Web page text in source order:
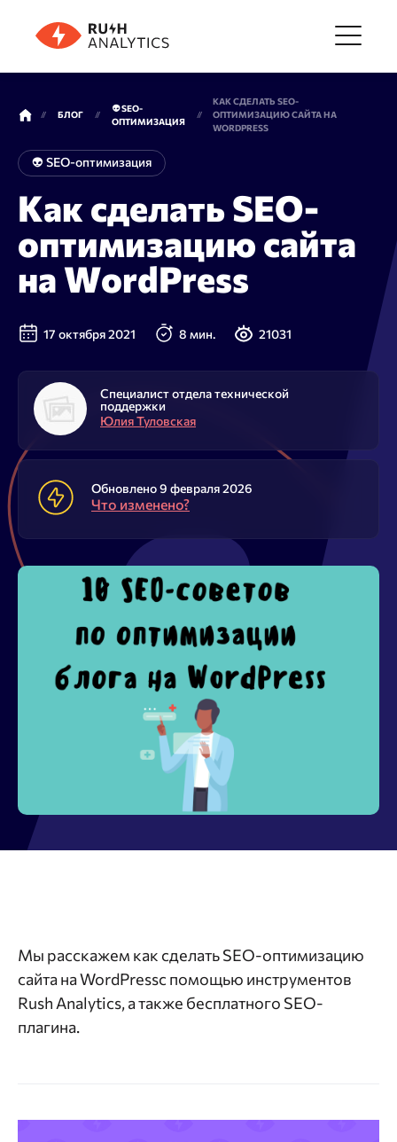
Инструменты
FAQ
Цены
О компании
Блог
SEO продвижение
БЛОГ
👽 SEO-
ОПТИМИЗАЦИЯ
КАК СДЕЛАТЬ SEO-
ОПТИМИЗАЦИЮ САЙТА НА
WORDPRESS
👽 SEO-оптимизация
Как сделать SEO-
оптимизацию сайта
на WordPress
17 октября 2021 8 мин. 21031
Специалист отдела технической
поддержки
Юлия Туловская
Обновлено 9 февраля 2026
Что изменено?
Мы расскажем как сделать SEO-оптимизацию
сайта на WordPressс помощью инструментов
Rush Analytics, а также бесплатного SEO-
плагина.